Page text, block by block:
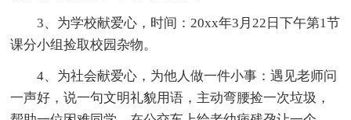
3、为学校献爱心，时间：20xx年3月22日下午第1节
课分小组捡取校园杂物。
4、为社会献爱心，为他人做一件小事：遇见老师问
一声好，说一句文明礼貌用语，主动弯腰捡一次垃圾，